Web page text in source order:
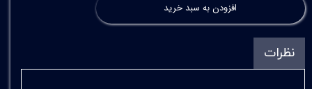
افزودن به سبد خرید
نظرات